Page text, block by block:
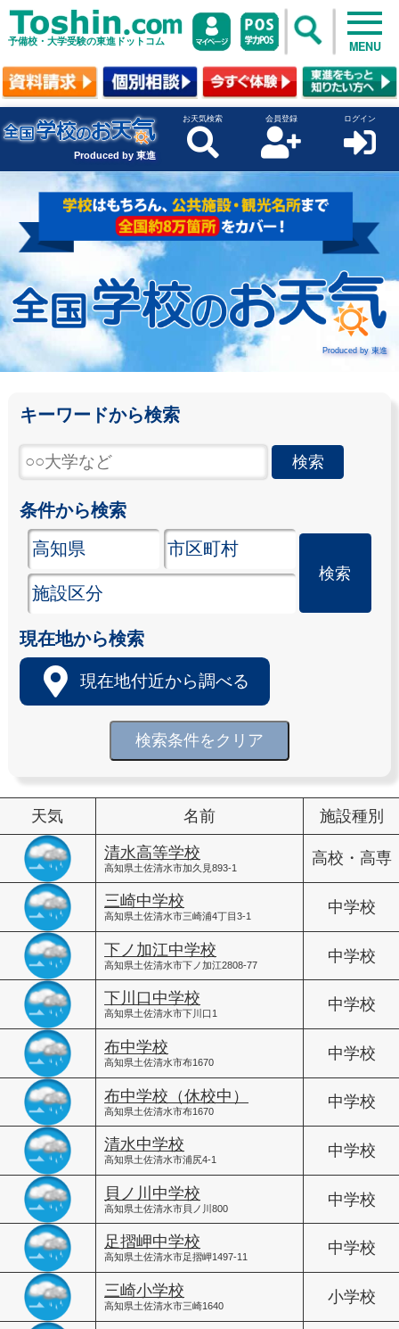
予備校・大学受験の東進ドットコム MENU
Produced by 東進
お天気検索 会員登録 ログイン
Produced by 東進
キーワードから検索
条件から検索
現在地から検索
現在地付近から調べる
検索条件をクリア
天気 名前 施設種別
清水高等学校
高知県土佐清水市加久見893-1
高校・高専
三崎中学校
高知県土佐清水市三崎浦4丁目3-1
中学校
下ノ加江中学校
高知県土佐清水市下ノ加江2808-77
中学校
下川口中学校
高知県土佐清水市下川口1
中学校
布中学校
高知県土佐清水市布1670
中学校
布中学校（休校中）
高知県土佐清水市布1670
中学校
清水中学校
高知県土佐清水市浦尻4-1
中学校
貝ノ川中学校
高知県土佐清水市貝ノ川800
中学校
足摺岬中学校
高知県土佐清水市足摺岬1497-11
中学校
三崎小学校
高知県土佐清水市三崎1640
小学校